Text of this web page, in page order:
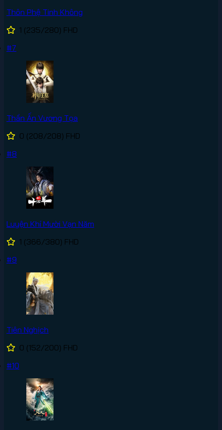
Thôn Phệ Tinh Không
1 (235/280) FHD
#7
Thần Ấn Vương Tọa
0 (208/208) FHD
#8
Luyện Khí Mười Vạn Năm
1 (366/380) FHD
#9
Tiên Nghịch
0 (152/200) FHD
#10